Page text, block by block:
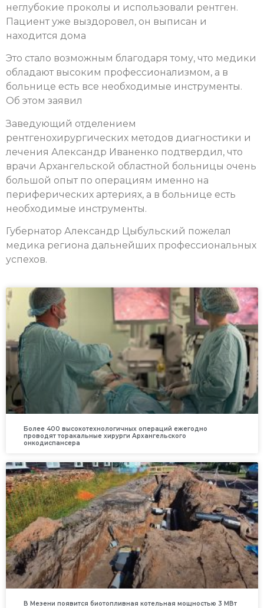
неглубокие проколы и использовали рентген.
Пациент уже выздоровел, он выписан и
находится дома
Это стало возможным благодаря тому, что медики
обладают высоким профессионализмом, а в
больнице есть все необходимые инструменты.
Об этом заявил
Заведующий отделением
рентгенохирургических методов диагностики и
лечения Александр Иваненко подтвердил, что
врачи Архангельской областной больницы очень
большой опыт по операциям именно на
периферических артериях, а в больнице есть
необходимые инструменты.
Губернатор Александр Цыбульский пожелал
медика региона дальнейших профессиональных
успехов.
Более 400 высокотехнологичных операций ежегодно
проводят торакальные хирурги Архангельского
онкодиспансера
В Мезени появится биотопливная котельная мощностью 3 МВт